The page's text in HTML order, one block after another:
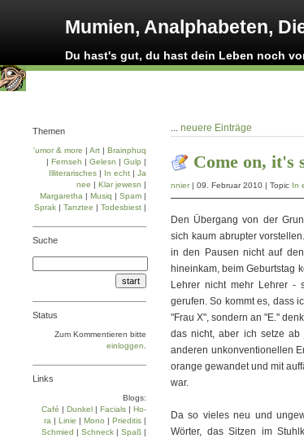
Mumien, Analphabeten,
Du hast's gut, du hast dein Leben noch
... neuere Einträge
Come on, it's
nnier| 09. Februar 2010 | Topic In
Den Übergang von der
sich kaum abrupter
in den Pausen nicht auf
hineinkam, beim Geburtstag
Lehrer nicht mehr Lehrer -
gerufen. So kommt es, dass
"Frau X", sondern an "E."
das nicht, aber ich setze ab
anderen unkonventionellen
orange gewandet und mit
war.
Da so vieles neu und
Wörter, das Sitzen im
Themen
'umor & more | Art | Brainphuq
| Fernseh | Gelesn | Gulp |
Illiterarisches | In echt | Ja
nee | Klar jewesn |
Margaretha | Musiq | Spam |
Sprak | Tanztee | Todesbiest |
Suche
Status
Zum Kommentieren bitte
einloggen
Links
Blogs:
Café | Dun­kel | Facials | Ho­
ra | Linie | Mo­no | Prie­di­tis |
Schmied | Schneck | Spaß |